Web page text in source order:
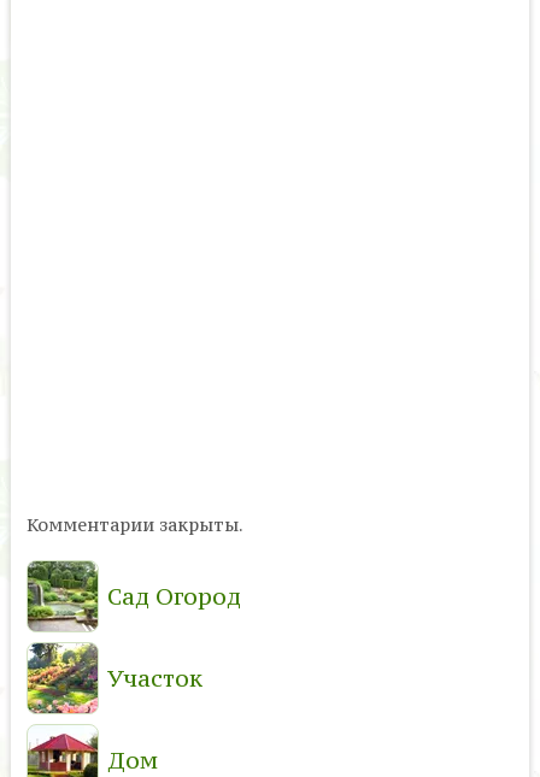
Комментарии закрыты.
Сад Огород
Участок
Дом